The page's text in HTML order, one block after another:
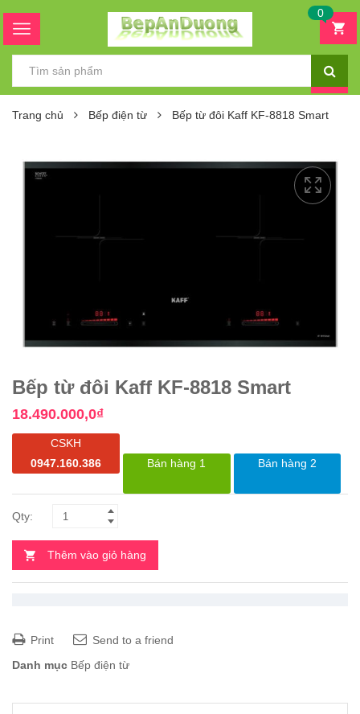
0
Trang chủ Bếp điện từ Bếp từ đôi Kaff KF-8818 Smart
Bếp từ đôi Kaff KF-8818 Smart
18.490.000,0₫
CSKH
0947.160.386
Bán hàng 1 Bán hàng 2
Thêm vào giỏ hàng
Print
Send to a friend
Danh mục Bếp điện từ